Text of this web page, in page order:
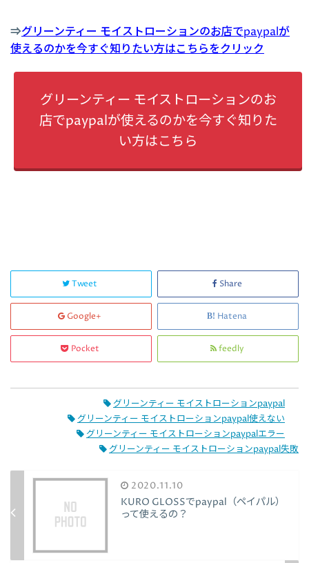
⇒グリーンティー モイストローションのお店でpaypalが
使えるのかを今すぐ知りたい方はこちらをクリック
グリーンティー モイストローションのお
店でpaypalが使えるのかを今すぐ知りた
い方はこちら
Tweet Share
Google+ Hatena
Pocket feedly
グリーンティー モイストローションpaypal
グリーンティー モイストローションpaypal使えない
グリーンティー モイストローションpaypalエラー
グリーンティー モイストローションpaypal失敗
2020.11.10
KURO GLOSSでpaypal（ペイパル）
って使えるの？